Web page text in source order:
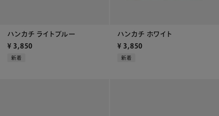
ハンカチ ライトブルー
¥ 3,850
新着
ハンカチ ホワイト
¥ 3,850
新着